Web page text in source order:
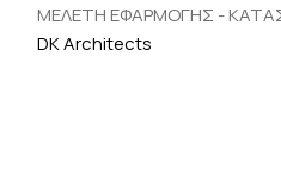
ΜΕΛΕΤΗ ΕΦΑΡΜΟΓΗΣ -
DK Architects